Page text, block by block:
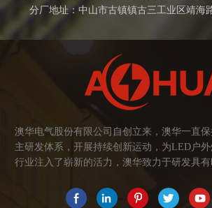
分厂地址：中山市古镇镇古三工业区靖海
澳华电气股份有限公司自创立来，澳华一直
主研发体系，开展持续创新运动，为LED户
行业注入了崭新的活力，澳华致力于研发具
物生长灯、高铁动车、养殖畜牧、水族设备